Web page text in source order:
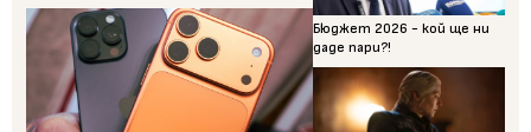
Бюджет 2026 - кой ще ни
даде пари?!